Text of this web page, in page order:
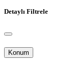
Detaylı Filtrele
Konum